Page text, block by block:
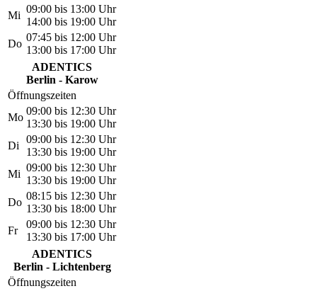
Mi
09:00 bis 13:00 Uhr
14:00 bis 19:00 Uhr
Do
07:45 bis 12:00 Uhr
13:00 bis 17:00 Uhr
ADENTICS
Berlin - Karow
Öffnungszeiten
Mo
09:00 bis 12:30 Uhr
13:30 bis 19:00 Uhr
Di
09:00 bis 12:30 Uhr
13:30 bis 19:00 Uhr
Mi
09:00 bis 12:30 Uhr
13:30 bis 19:00 Uhr
Do
08:15 bis 12:30 Uhr
13:30 bis 18:00 Uhr
Fr
09:00 bis 12:30 Uhr
13:30 bis 17:00 Uhr
ADENTICS
Berlin - Lichtenberg
Öffnungszeiten